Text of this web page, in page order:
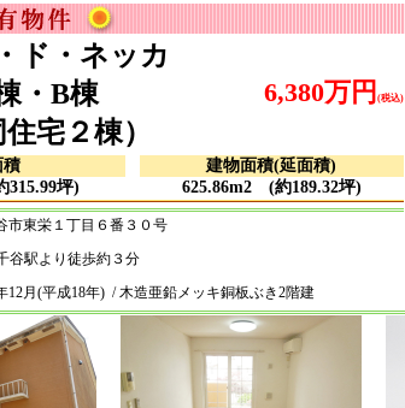
6,380万円 (税込)
ド・ネッカ
・B棟
住宅２棟）
積
建物面積(延面積)
315.99坪)
625.86m2 (約189.32坪)
東栄１丁目６番３０号
谷駅より徒歩約３分
12月(平成18年) / 木造亜鉛メッキ銅板ぶき2階建